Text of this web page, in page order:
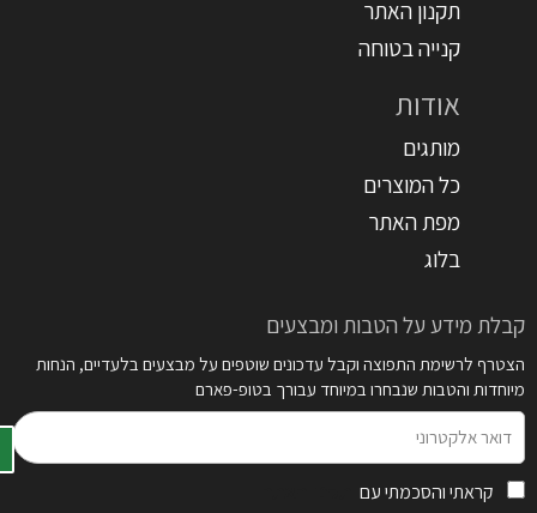
תקנון האתר
קנייה בטוחה
אודות
מותגים
כל המוצרים
מפת האתר
בלוג
קבלת מידע על הטבות ומבצעים
הצטרף לרשימת התפוצה וקבל עדכונים שוטפים על מבצעים בלעדיים, הנחות
מיוחדות והטבות שנבחרו במיוחד עבורך בטופ-פארם
אלקטרוני
קראתי והסכמתי עם